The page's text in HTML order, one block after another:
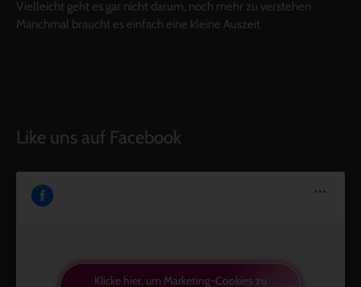
Vielleicht geht es gar nicht darum, noch mehr zu verstehen
Manchmal braucht es einfach eine kleine Auszeit
Like uns auf Facebook
Klicke hier, um Marketing-Cookies zu